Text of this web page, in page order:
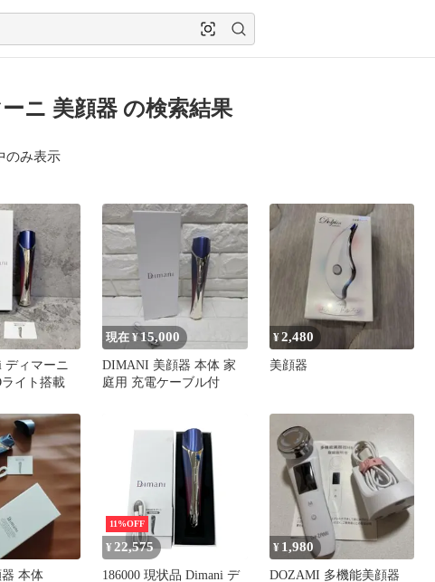
ニ 美顔器 の検索結果
のみ表示
ディマーニ
イト搭載
現在 ¥15,000
DIMANI 美顔器 本体 家
庭用 充電ケーブル付
¥2,480
美顔器
本体
11%OFF
¥ 22,575
186000 現状品 Dimani デ
¥ 1,980
DOZAMI 多機能美顔器